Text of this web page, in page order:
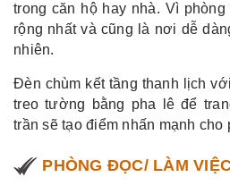
trong căn hộ hay nhà. Vì
rộng nhất và cũng là nơi dễ
nhiên.
Đèn chùm kết tầng thanh lịch
treo tường bằng pha lê để
trần sẽ tạo điểm nhấn mạnh cho
PHÒNG ĐỌC/ LÀM